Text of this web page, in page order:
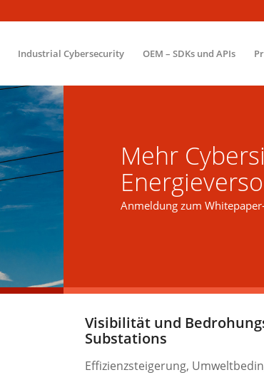
Industrial Cybersecurity OEM – SDKs und APIs
Mehr
Anmeldung zum
Visibilität und
Substations
Effizienzsteigerung,